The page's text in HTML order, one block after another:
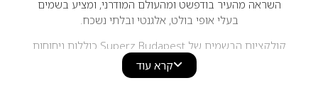
השראה מהעיר בודפשט ומהעולם המודרני, ומציע בשמים
בעלי אופי בולט, אלגנטי ובלתי נשכח.
קולקציות הבשמים של Superz Budapest כוללות ניחוחות
לנשים, לגברים וליוניסקס, עם שילובים של תווים עציים,
ענבריים, מתובלים, פרחוניים ופירותיים. הבשמים מתאפיינים
קרא עוד